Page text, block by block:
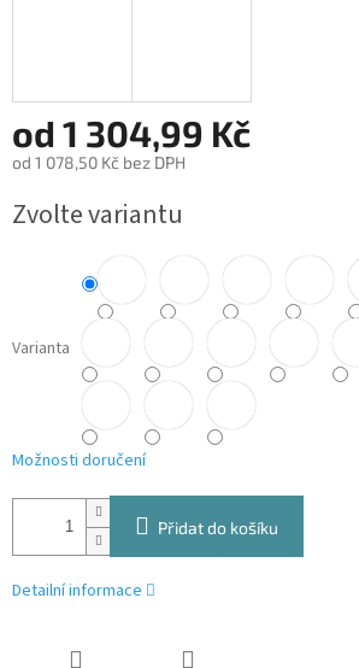
od 1 304,99 Kč
od 1 078,50 Kč bez DPH
cena:
Zvolte variantu
Varianta
Možnosti doručení
Přidat do košíku
Detailní informace